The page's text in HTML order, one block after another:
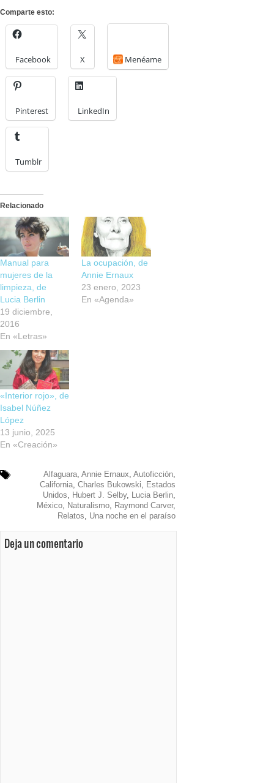
Comparte esto:
Facebook X Menéame
Pinterest LinkedIn
Tumblr
Relacionado
Manual para
mujeres de la
limpieza, de
Lucia Berlin
19 diciembre,
2016
En «Letras»
La ocupación, de
Annie Ernaux
23 enero, 2023
En «Agenda»
«Interior rojo», de
Isabel Núñez
López
13 junio, 2025
En «Creación»
Alfaguara, Annie Ernaux, Autoficción,
California, Charles Bukowski, Estados
Unidos, Hubert J. Selby, Lucia Berlin,
México, Naturalismo, Raymond Carver,
Relatos, Una noche en el paraíso
Deja un comentario